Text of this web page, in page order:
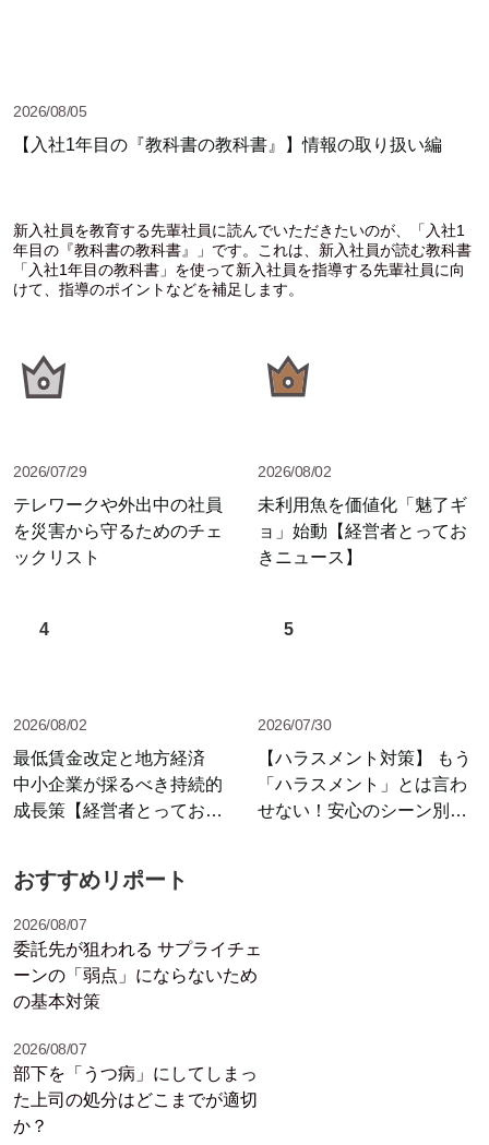
2026/08/05
【入社1年目の『教科書の教科書』】情報の取り扱い編
新入社員を教育する先輩社員に読んでいただきたいのが、「入社1
年目の『教科書の教科書』」です。これは、新入社員が読む教科書
「入社1年目の教科書」を使って新入社員を指導する先輩社員に向
けて、指導のポイントなどを補足します。
2026/07/29
テレワークや外出中の社員
を災害から守るためのチェ
ックリスト
2026/08/02
未利用魚を価値化「魅了ギ
ョ」始動【経営者とってお
きニュース】
4
2026/08/02
最低賃金改定と地方経済
中小企業が採るべき持続的
成長策【経営者とっておき
5
2026/07/30
【ハラスメント対策】 もう
「ハラスメント」とは言わ
せない！安心のシーン別セ
おすすめリポート
2026/08/07
委託先が狙われる サプライチェ
ーンの「弱点」にならないため
の基本対策
2026/08/07
部下を「うつ病」にしてしまっ
た上司の処分はどこまでが適切
か？